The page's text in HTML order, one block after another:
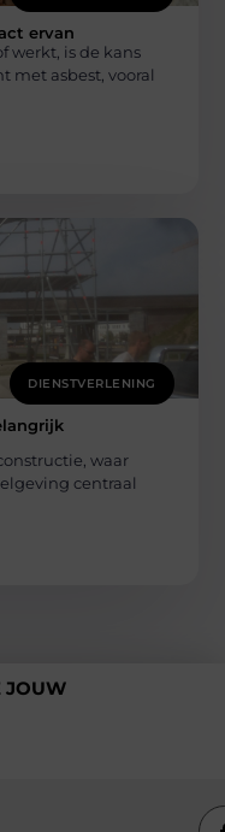
ervan
werkt, is de kans
met asbest, vooral
DIENSTVERLENING
waar
centraal
JOUW